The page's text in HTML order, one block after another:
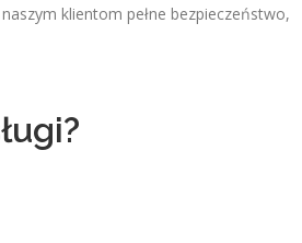
klientom pełne bezpieczeństwo,